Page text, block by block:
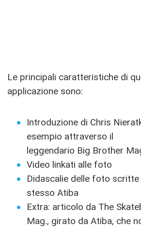
Le principali caratteristiche di
applicazione sono:
Introduzione di Chris
esempio attraverso il
leggendario Big Brother
Video linkati alle foto
Didascalie delle foto scritte
stesso Atiba
Extra: articolo da The
Mag., girato da Atiba, che